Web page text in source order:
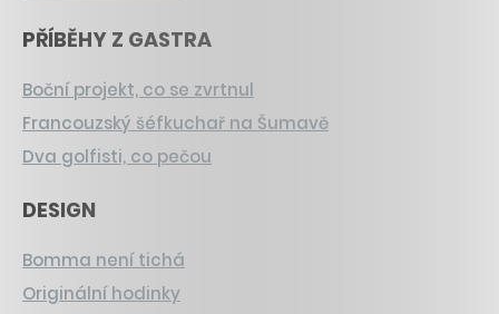
PŘÍBĚHY Z GASTRA
Boční projekt, co se zvrtnul
Francouzský šéfkuchař na Šumavě
Dva golfisti, co pečou
DESIGN
Bomma není tichá
Originální hodinky